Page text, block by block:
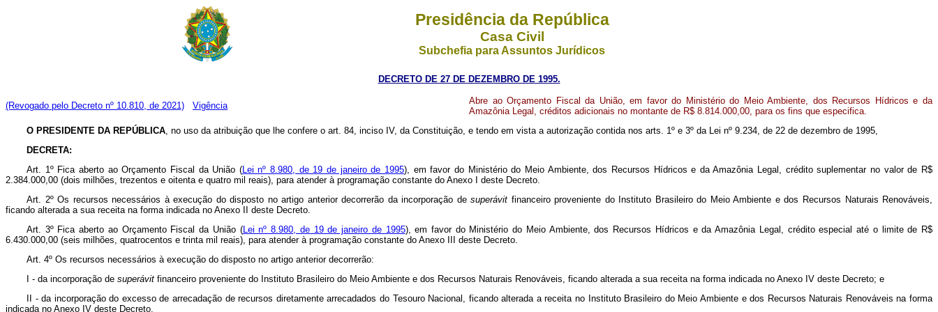
Presidência da República
Casa Civil
Subchefia para Assuntos Jurídicos
DECRETO DE 27 DE DEZEMBRO DE 1995.
(Revogado pelo Decreto nº 10.810, de 2021) Vigência
Abre ao Orçamento Fiscal da União, em favor do Ministério do Meio Ambiente, dos Recursos Hídricos e da
Amazônia Legal, créditos adicionais no montante de R$ 8.814.000,00, para os fins que especifica.
O PRESIDENTE DA REPÚBLICA, no uso da atribuição que lhe confere o art. 84, inciso IV, da Constituição, e tendo em vista a autorização contida nos arts. 1º e 3º da Lei nº 9.234, de 22 de dezembro de 1995,
DECRETA:
Art. 1º Fica aberto ao Orçamento Fiscal da União (Lei nº 8.980, de 19 de janeiro de 1995), em favor do Ministério do Meio Ambiente, dos Recursos Hídricos e da Amazônia Legal, crédito suplementar no valor de R$
2.384.000,00 (dois milhões, trezentos e oitenta e quatro mil reais), para atender à programação constante do Anexo I deste Decreto.
Art. 2º Os recursos necessários à execução do disposto no artigo anterior decorrerão da incorporação desuperávit financeiro proveniente do Instituto Brasileiro do Meio Ambiente e dos Recursos Naturais Renováveis,
ficando alterada a sua receita na forma indicada no Anexo II deste Decreto.
Art. 3º Fica aberto ao Orçamento Fiscal da União (Lei nº 8.980, de 19 de janeiro de 1995), em favor do Ministério do Meio Ambiente, dos Recursos Hídricos e da Amazônia Legal, crédito especial até o limite de R$
6.430.000,00 (seis milhões, quatrocentos e trinta mil reais), para atender à programação constante do Anexo III deste Decreto.
Art. 4º Os recursos necessários à execução do disposto no artigo anterior decorrerão:
I - da incorporação de superávit financeiro proveniente do Instituto Brasileiro do Meio Ambiente e dos Recursos Naturais Renováveis, ficando alterada a sua receita na forma indicada no Anexo IV deste Decreto; e
II - da incorporação do excesso de arrecadação de recursos diretamente arrecadados do Tesouro Nacional, ficando alterada a receita no Instituto Brasileiro do Meio Ambiente e dos Recursos Naturais Renováveis na forma
indicada no Anexo IV deste Decreto.